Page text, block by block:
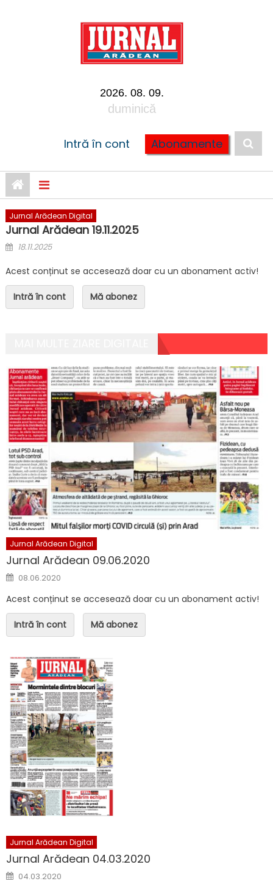
2026. 08. 09.
duminică
Intră în cont Abonamente
Jurnal Arădean Digital
Jurnal Arădean 19.11.2025
Posted on
18.11.2025
Acest conținut se accesează doar cu un abonament activ!
Intră în cont Mă abonez
Jurnal Arădean Digital
Jurnal Arădean 09.06.2020
Posted on
08.06.2020
Acest conținut se accesează doar cu un abonament activ!
Intră în cont Mă abonez
Jurnal Arădean Digital
Jurnal Arădean 04.03.2020
Posted on
04.03.2020